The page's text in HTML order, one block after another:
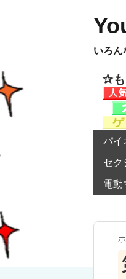
いろん
✰も
パイ
セク
電動